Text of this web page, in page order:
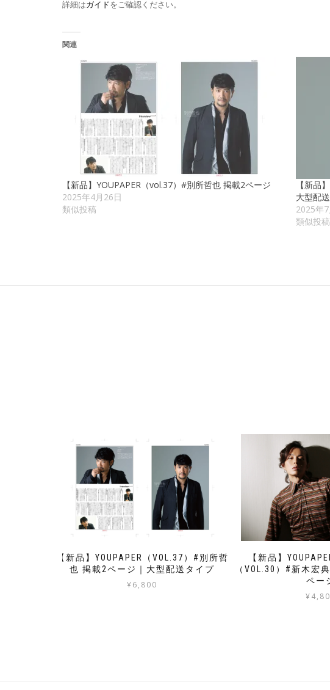
詳細はガイドをご確認ください。
関連
【新品】YOUPAPER（vol.37）#別所哲也 掲載2ページ
2025年4月26日
類似投稿
【新品
大型配
2025年
類似投稿
【新品】YOUPAPER（VOL.37）#別所哲
也 掲載2ページ｜大型配送タイプ
¥6,800
【新品】
（VOL.30）#新木宏
ペー
¥